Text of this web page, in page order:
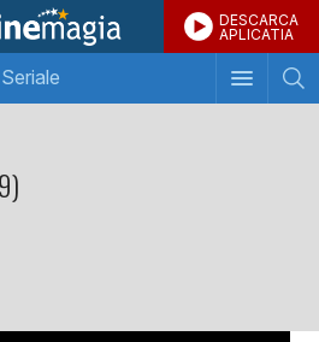
DESCARCA
APLICATIA
Seriale